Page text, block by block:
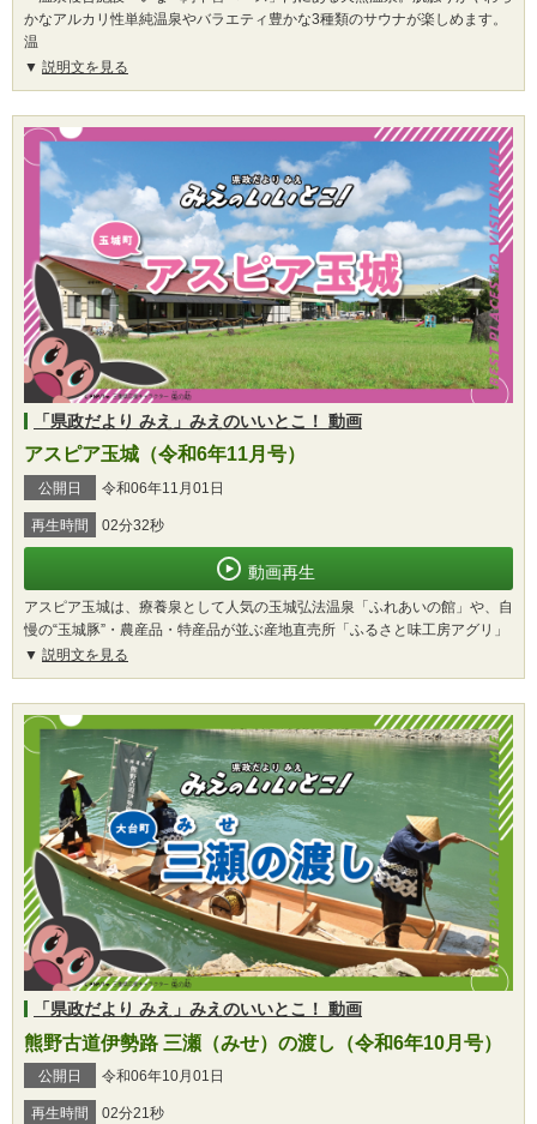
かなアルカリ性単純温泉やバラエティ豊かな3種類のサウナが楽しめます。
温
説明文を見る
「県政だより みえ」みえのいいとこ！ 動画
アスピア玉城（令和6年11月号）
公開日 令和06年11月01日
再生時間 02分32秒
動画再生
アスピア玉城は、療養泉として人気の玉城弘法温泉「ふれあいの館」や、自
慢の“玉城豚”・農産品・特産品が並ぶ産地直売所「ふるさと味工房アグリ」
説明文を見る
「県政だより みえ」みえのいいとこ！ 動画
熊野古道伊勢路 三瀬（みせ）の渡し（令和6年10月号）
公開日 令和06年10月01日
再生時間 02分21秒